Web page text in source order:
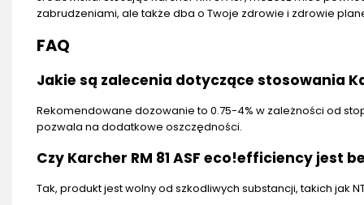
zabrudzeniami, ale także dba o Twoje zdrowie i zdrowie
FAQ
Jakie są zalecenia dotyczące stosowania
Rekomendowane dozowanie to 0.75-4% w zależności od
pozwala na dodatkowe oszczędności.
Czy Karcher RM 81 ASF eco!efficiency jest
Tak, produkt jest wolny od szkodliwych substancji, takich jak